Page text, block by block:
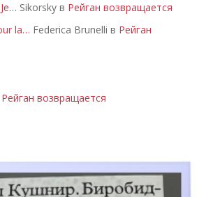
Sikorsky в Рейган возвращается
la… Federica Brunelli в Рейган
Рейган возвращается